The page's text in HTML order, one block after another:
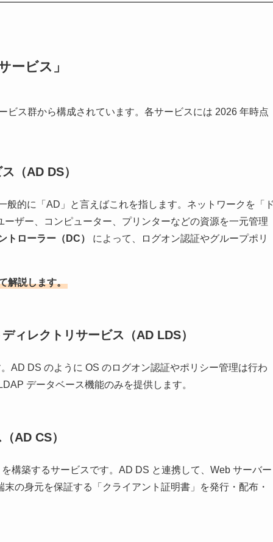
ービス」
ビス群から構成されています。各サービスには 2026 年時点
（AD DS）
般的に「AD」と言えばこれを指します。ネットワークを「
ザー、コンピューター、プリンターなどの資源を一元管理
トローラー（DC）
によって、ログオン認証やグループポリ
解説します。
ィレクトリサービス（AD LDS）
AD DS のように OS のログオン認証やポリシー管理は行わ
データベース機能のみを提供します。
AD CS）
構築するサービスです。AD DS と連携して、Web サーバー
の身元を保証する「クライアント証明書」を発行・配布・